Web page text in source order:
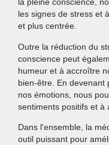
les signes de stress et
et plus centrée.
Outre la réduction du
conscience peut
humeur et à accroître
bien-être. En devenant
nos émotions, nous
sentiments positifs et à
Dans l'ensemble, la
outil puissant pour